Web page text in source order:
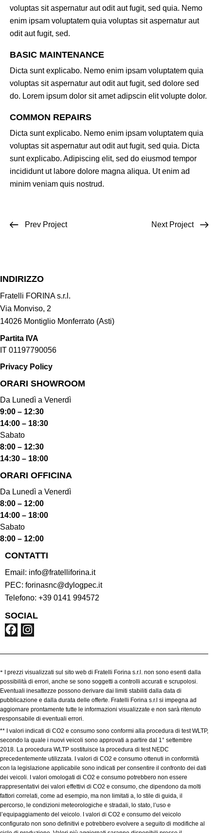
voluptas sit aspernatur aut odit aut fugit, sed quia. Nemo
enim ipsam voluptatem quia voluptas sit aspernatur aut
odit aut fugit, sed.
BASIC MAINTENANCE
Dicta sunt explicabo. Nemo enim ipsam voluptatem quia
voluptas sit aspernatur aut odit aut fugit, sed dolore sed
do. Lorem ipsum dolor sit amet adipscin elit volupte dolor.
COMMON REPAIRS
Dicta sunt explicabo. Nemo enim ipsam voluptatem quia
voluptas sit aspernatur aut odit aut fugit, sed quia. Dicta
sunt explicabo. Adipiscing elit, sed do eiusmod tempor
incididunt ut labore dolore magna aliqua. Ut enim ad
minim veniam quis nostrud.
Prev Project Next Project
INDIRIZZO
Fratelli FORINA s.r.l.
Via Monviso, 2
14026 Montiglio Monferrato (Asti)
Partita IVA
IT 01197790056
Privacy Policy
ORARI SHOWROOM​
Da Lunedì a Venerdì
9:00 – 12:30
14:00 – 18:30
Sabato
8:00 – 12:30
14:30 – 18:00
ORARI OFFICINA
Da Lunedì a Venerdì
8:00 – 12:00
14:00 – 18:00
Sabato
8:00 – 12:00
CONTATTI
Email: info@fratelliforina.it
PEC: forinasnc@dylogpec.it
Telefono: +39 0141 994572
SOCIAL
*
I prezzi visualizzati sul sito web di Fratelli Forina s.r.l. non sono esenti dalla
possibilità di errori, anche se sono soggetti a controlli accurati e scrupolosi.
Eventuali inesattezze possono derivare dai limiti stabiliti dalla data di
pubblicazione e dalla durata delle offerte. Fratelli Forina s.r.l si impegna ad
aggiornare prontamente tutte le informazioni visualizzate e non sarà ritenuto
responsabile di eventuali errori.
** I valori indicati di CO2 e consumo sono conformi alla procedura di test WLTP,
secondo la quale i nuovi veicoli sono approvati a partire dal 1° settembre
2018. La procedura WLTP sostituisce la procedura di test NEDC
precedentemente utilizzata. I valori di CO2 e consumo ottenuti in conformità
con la legislazione applicabile sono indicati per consentire il confronto dei dati
dei veicoli. I valori omologati di CO2 e consumo potrebbero non essere
rappresentativi dei valori effettivi di CO2 e consumo, che dipendono da molti
fattori correlati, come ad esempio, ma non limitati a, lo stile di guida, il
percorso, le condizioni meteorologiche e stradali, lo stato, l’uso e
l’equipaggiamento del veicolo. I valori di CO2 e consumo del veicolo
configurato non sono definitivi e potrebbero evolvere a seguito di modifiche al